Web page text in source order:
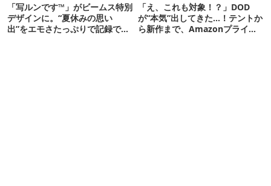
「写ルンです™」がビームス特別
デザインに。“夏休みの思い
出”をエモさたっぷりで記録でき
「え、これも対象！？」DOD
が“本気”出してきた…！テントか
ら新作まで、Amazonプライム